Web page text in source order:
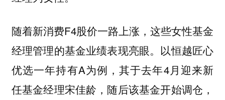
随着新消费F4股价一路上涨，这些女性基金
经理管理的基金业绩表现亮眼。以恒越匠心
优选一年持有A为例，其于去年4月迎来新
任基金经理宋佳龄，随后该基金开始调仓，